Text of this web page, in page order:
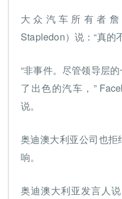
大众汽车所有者
Stapledon）说：“真的
“非事件。尽管领导层
了出色的汽车，”
说。
奥迪澳大利亚公司也
响。
奥迪澳大利亚发言人